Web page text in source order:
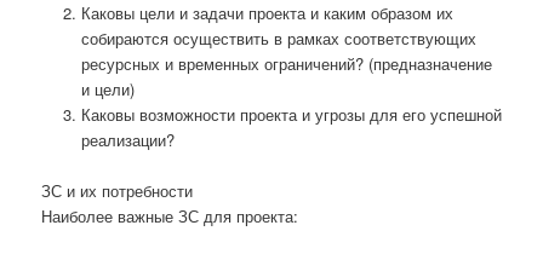
Каковы цели и задачи проекта и каким образом их
собираются осуществить в рамках соответствующих
ресурсных и временных ограничений? (предназначение
и цели)
Каковы возможности проекта и угрозы для его успешной
реализации?
ЗС и их потребности
Наиболее важные ЗС для проекта: